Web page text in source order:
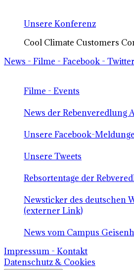
Unsere Konferenz
Cool Climate Customers
News - Filme - Facebook - Twitter
Filme - Events
News der Rebenveredlung
Unsere Facebook-
Unsere Tweets
Rebsortentage der
Newsticker des deutschen
(externer Link)
News vom Campus
Impressum - Kontakt
Datenschutz & Cookies